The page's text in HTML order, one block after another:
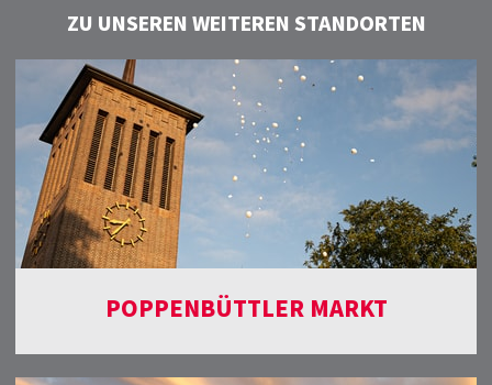
ZU UNSEREN WEITEREN STANDORTEN
POPPENBÜTTLER MARKT